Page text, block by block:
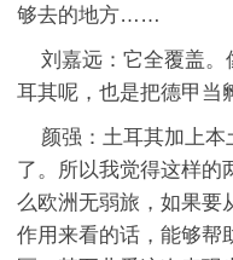
够去的地方……
刘嘉远：它全覆盖。
耳其呢，也是把德甲当
颜强：土耳其加上本
了。所以我觉得这样的
么欧洲无弱旅，如果要
作用来看的话，能够帮